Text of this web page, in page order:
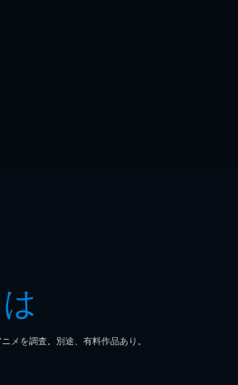
を調査。別途、有料作品あり。